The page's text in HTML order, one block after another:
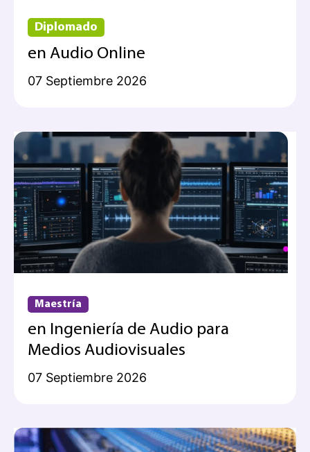
Diplomado
en Audio Online
07 Septiembre 2026
Maestría
en Ingeniería de Audio para
Medios Audiovisuales
07 Septiembre 2026